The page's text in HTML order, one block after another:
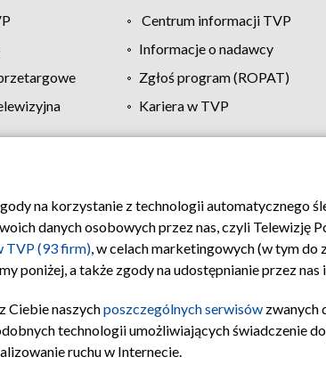
Centrum informacji TVP
Informacje o nadawcy
Zgłoś program (ROPAT)
Kariera w TVP
Polityka prywatności Moje zgody Pomoc
na korzystanie z technologii automatycznego
danych osobowych przez nas, czyli Telewizję
TVP (93 firm), w celach marketingowych (w tym
poniżej, a także zgody na udostępnianie przez
Ciebie naszychposzczególnych serwisów zwanych
technologii umożliwiających świadczenie
ruchu w Internecie.